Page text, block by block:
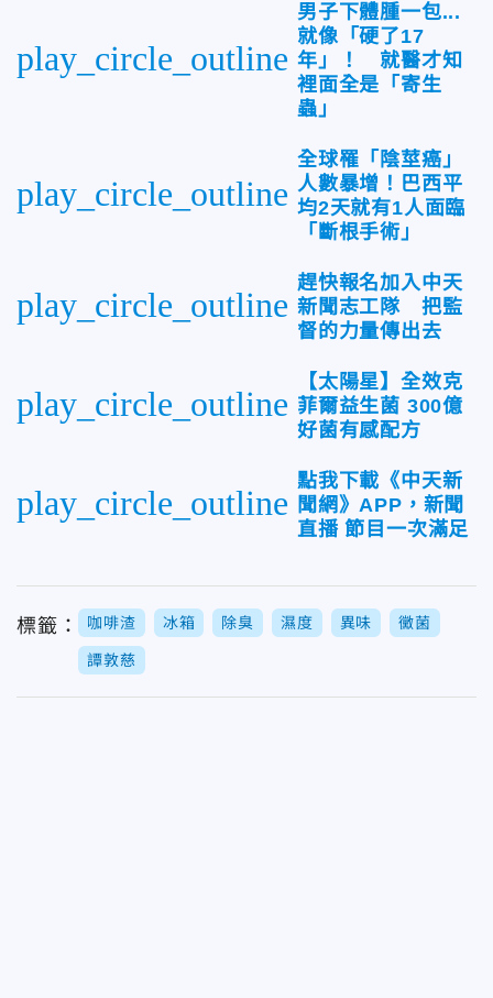
play_circle_outline
男子下體腫一包...
就像「硬了17
年」！ 就醫才知
裡面全是「寄生
蟲」
play_circle_outline
全球罹「陰莖癌」
人數暴增！巴西平
均2天就有1人面臨
「斷根手術」
play_circle_outline
趕快報名加入中天
新聞志工隊 把監
督的力量傳出去
play_circle_outline
【太陽星】全效克
菲爾益生菌 300億
好菌有感配方
play_circle_outline
點我下載《中天新
聞網》APP，新聞
直播 節目一次滿足
標籤： 咖啡渣 冰箱 除臭 濕度 異味 黴菌
譚敦慈